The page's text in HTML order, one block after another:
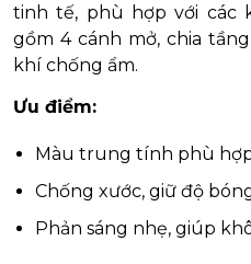
tinh tế, phù hợp với các
gồm 4 cánh mở, chia
khí chống ẩm.
Ưu điểm:
Màu trung tính phù
Chống xước, giữ độ
Phản sáng nhẹ, giúp